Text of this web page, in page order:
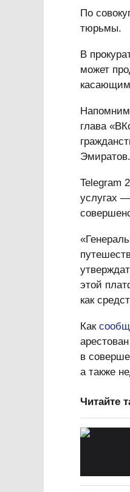
По
тюрьмы.
В
может
глава
Эмиратов.
Telegram
услугах
этой
как
Как
в
а также
Читайте